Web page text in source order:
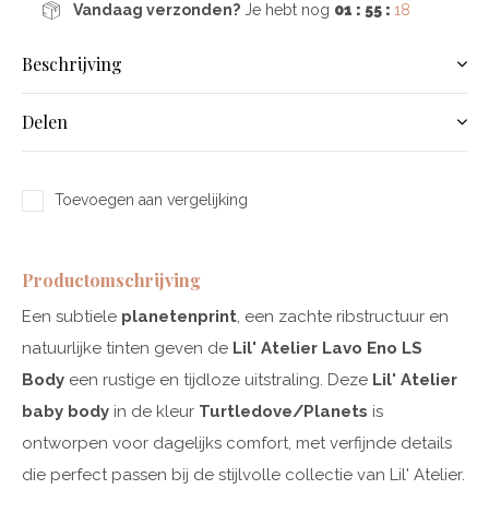
Vandaag verzonden?Je hebt nog 01 : 55 : 18
Beschrijving
Delen
Toevoegen aan vergelijking
Productomschrijving
Een subtiele planetenprint, een zachte ribstructuur en
natuurlijke tinten geven de Lil' Atelier Lavo Eno LS
Body een rustige en tijdloze uitstraling. Deze Lil' Atelier
baby body in de kleur Turtledove/Planets is
ontworpen voor dagelijks comfort, met verfijnde details
die perfect passen bij de stijlvolle collectie van Lil' Atelier.